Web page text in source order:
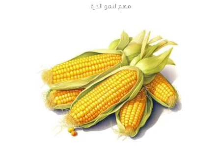
مهم لنمو الذرة.